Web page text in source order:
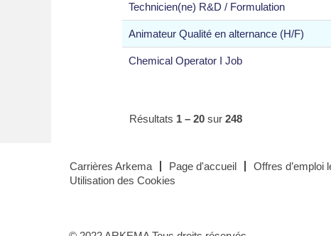
Technicien(ne) R&D / Formulation
Animateur Qualité en alternance (H/F)
Chemical Operator I Job
Résultats 1 – 20 sur 248
Carrières Arkema Page d'accueil Offres d’emploi
Utilisation des Cookies